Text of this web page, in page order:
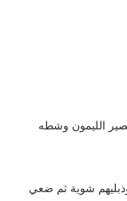
الليمون وشطه
شوية ثم ضعي